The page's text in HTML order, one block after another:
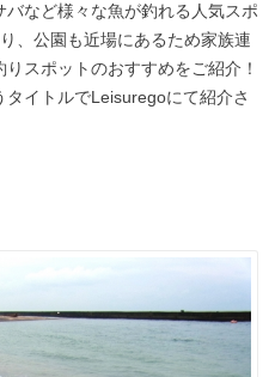
など様々な魚が釣れる人気スポ
、公園も近場にあるため家族連
スポットのおすすめをご紹介！
イトルでLeisuregoにて紹介さ